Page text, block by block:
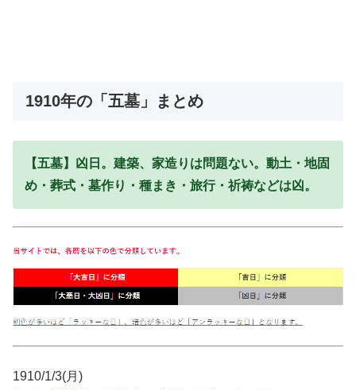
1910年の「五墓」まとめ
【五墓】凶日。建築、家造りは問題ない。動土・地固
め・葬式・墓作り・種まき・旅行・祈祷などは凶。
1910/1/3(月)